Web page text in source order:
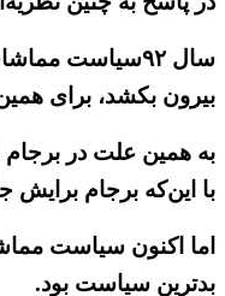
سال ۹۲سیاست
بیرون بکشد، برای
به همین علت در برجام
با این‌که برجام برایش
اما اکنون سیاست
بدترین سیاست بود.